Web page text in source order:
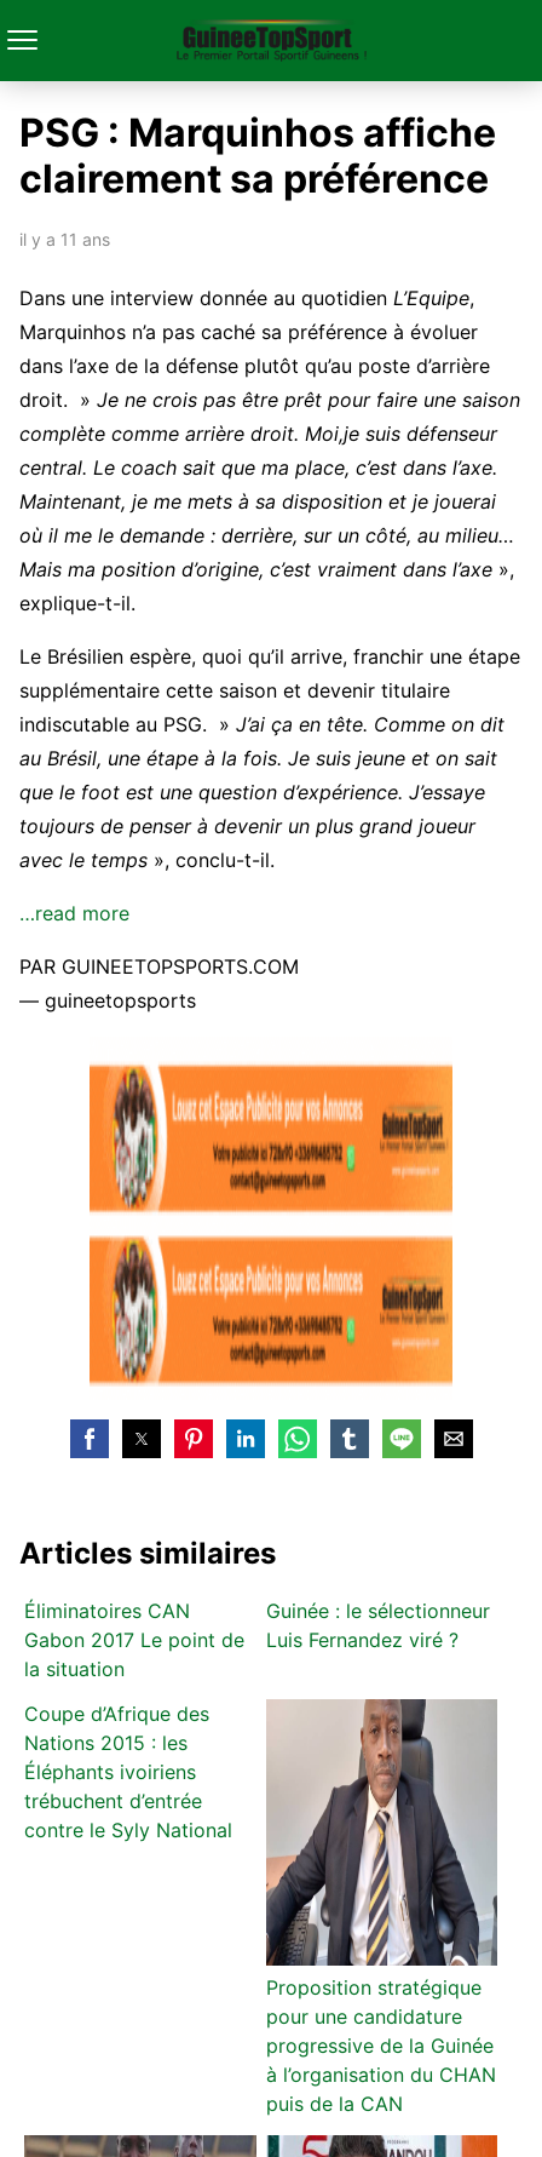
PSG : Marquinhos affiche
clairement sa préférence
il y a 11 ans
Dans une interview donnée au quotidien L’Equipe,
Marquinhos n’a pas caché sa préférence à évoluer
dans l’axe de la défense plutôt qu’au poste d’arrière
droit. » Je ne crois pas être prêt pour faire une saison
complète comme arrière droit. Moi,je suis défenseur
central. Le coach sait que ma place, c’est dans l’axe.
Maintenant, je me mets à sa disposition et je jouerai
où il me le demande : derrière, sur un côté, au milieu…
Mais ma position d’origine, c’est vraiment dans l’axe »,
explique-t-il.
Le Brésilien espère, quoi qu’il arrive, franchir une étape
supplémentaire cette saison et devenir titulaire
indiscutable au PSG. » J’ai ça en tête. Comme on dit
au Brésil, une étape à la fois. Je suis jeune et on sait
que le foot est une question d’expérience. J’essaye
toujours de penser à devenir un plus grand joueur
avec le temps », conclu-t-il.
…read more
PAR GUINEETOPSPORTS.COM
— guineetopsports
Articles similaires
Éliminatoires CAN
Gabon 2017 Le point de
la situation
Guinée : le sélectionneur
Luis Fernandez viré ?
Coupe d’Afrique des
Nations 2015 : les
Éléphants ivoiriens
trébuchent d’entrée
contre le Syly National
Proposition stratégique
pour une candidature
progressive de la Guinée
à l’organisation du CHAN
puis de la CAN